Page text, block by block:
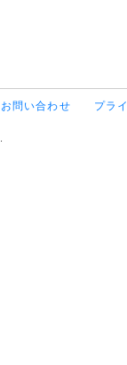
お問い合わせ プラ